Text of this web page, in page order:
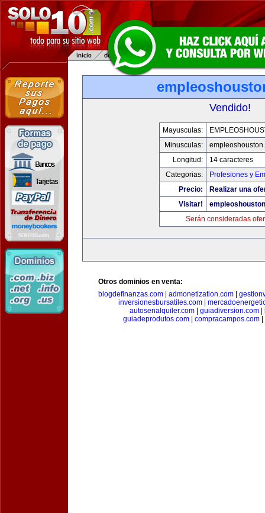
Vendido!
Mayusculas:
Minusculas:
Longitud:
14 caracteres
Categorias:
Profesiones y
Precio:
Realizar una
Visitar!
Serán consideradas
Otros dominios en venta:
blogdefinanzas.com
admonetization.com
inversionesbursatiles.com|
autosenalquiler.com| guiadiversion.com|
guiadeprodutos.com| compracampos.com|